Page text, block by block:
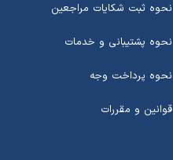
نحوه ثبت شکایات مراجعین
نحوه پشتیبانی و خدمات
نحوه پرداخت وجه
قوانین و مقررات